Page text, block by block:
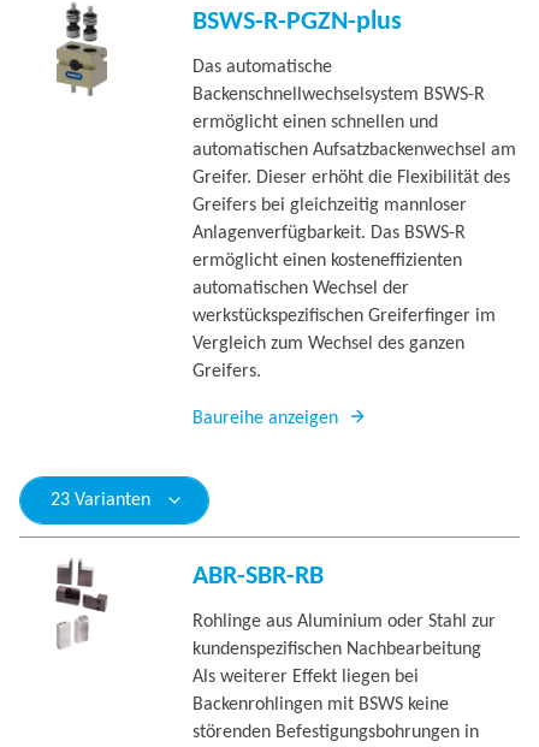
BSWS-R-PGZN-plus
Das automatische
Backenschnellwechselsystem BSWS-R
ermöglicht einen schnellen und
automatischen Aufsatzbackenwechsel am
Greifer. Dieser erhöht die Flexibilität des
Greifers bei gleichzeitig mannloser
Anlagenverfügbarkeit. Das BSWS-R
ermöglicht einen kosteneffizienten
automatischen Wechsel der
werkstückspezifischen Greiferfinger im
Vergleich zum Wechsel des ganzen
Greifers.
Baureihe anzeigen
23 Varianten
ABR-SBR-RB
Rohlinge aus Aluminium oder Stahl zur
kundenspezifischen Nachbearbeitung
Als weiterer Effekt liegen bei
Backenrohlingen mit BSWS keine
störenden Befestigungsbohrungen in